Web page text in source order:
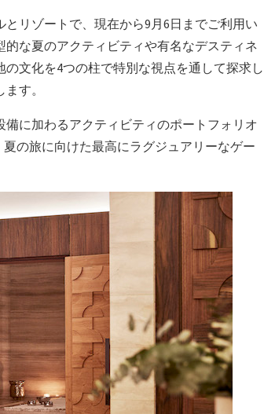
リゾートで、現在から9月6日までご利用い
な夏のアクティビティや有名なデスティネ
文化を4つの柱で特別な視点を通して探求し
す。
に加わるアクティビティのポートフォリオ
の旅に向けた最高にラグジュアリーなゲー